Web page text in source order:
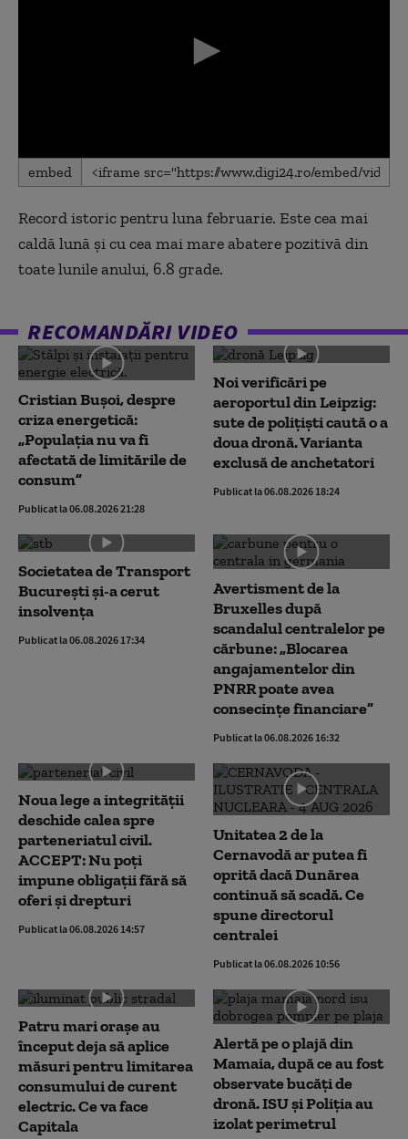
0
seconds
seconds
embed
Record istoric pentru luna februarie. Este cea mai
caldă lună și cu cea mai mare abatere pozitivă din
toate lunile anului, 6.8 grade.
RECOMANDĂRI VIDEO
Cristian Bușoi, despre
criza energetică:
„Populația nu va fi
afectată de limitările de
consum”
Publicat la 06.08.2026 21:28
Noi verificări pe
aeroportul din Leipzig:
sute de polițiști caută o a
doua dronă. Varianta
exclusă de anchetatori
Publicat la 06.08.2026 18:24
Societatea de Transport
București și-a cerut
insolvența
Publicat la 06.08.2026 17:34
Avertisment de la
Bruxelles după
scandalul centralelor pe
cărbune: „Blocarea
angajamentelor din
PNRR poate avea
consecințe financiare”
Publicat la 06.08.2026 16:32
Noua lege a integrității
deschide calea spre
parteneriatul civil.
ACCEPT: Nu poți
impune obligații fără să
oferi și drepturi
Publicat la 06.08.2026 14:57
Unitatea 2 de la
Cernavodă ar putea fi
oprită dacă Dunărea
continuă să scadă. Ce
spune directorul
centralei
Publicat la 06.08.2026 10:56
Patru mari orașe au
început deja să aplice
măsuri pentru limitarea
consumului de curent
electric. Ce va face
Capitala
Alertă pe o plajă din
Mamaia, după ce au fost
observate bucăți de
dronă. ISU și Poliția au
izolat perimetrul